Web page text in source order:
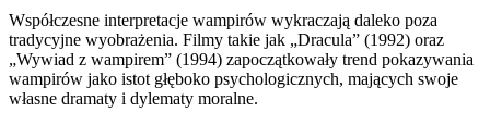
Współczesne interpretacje wampirów wykraczają daleko poza
tradycyjne wyobrażenia. Filmy takie jak „Dracula” (1992) oraz
„Wywiad z wampirem” (1994) zapoczątkowały trend pokazywania
wampirów jako istot głęboko psychologicznych, mających swoje
własne dramaty i dylematy moralne.